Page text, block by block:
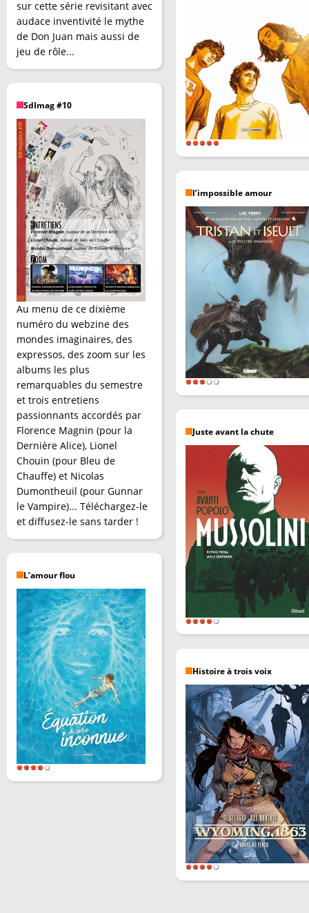
sur cette série revisitant avec
audace inventivité le mythe
de Don Juan mais aussi de
jeu de rôle...
SdImag #10
Au menu de ce dixième
numéro du webzine des
mondes imaginaires, des
expressos, des zoom sur les
albums les plus
remarquables du semestre
et trois entretiens
passionnants accordés par
Florence Magnin (pour la
Dernière Alice), Lionel
Chouin (pour Bleu de
Chauffe) et Nicolas
Dumontheuil (pour Gunnar
le Vampire)... Téléchargez-le
et diffusez-le sans tarder !
L’amour flou
l’impossible amour
Juste avant la chute
Histoire à trois voix